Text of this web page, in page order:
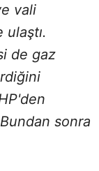
vali
ulaştı.
de gaz
sonra